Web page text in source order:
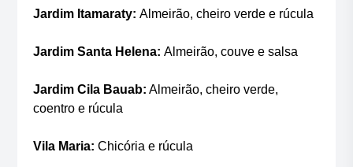
Jardim Itamaraty:Almeirão, cheiro verde e rúcula
Jardim Santa Helena:Almeirão, couve e salsa
Jardim Cila Bauab: Almeirão, cheiro verde,
coentro e rúcula
Vila Maria: Chicória e rúcula